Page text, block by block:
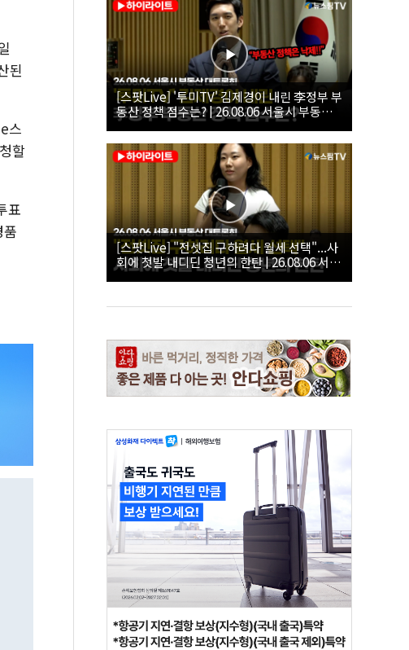
된
스
할
표
[스팟Live] '투미TV' 김제경이 내린 李정부 부
동산 정책 점수는? | 26.08.06 서울시 부동산
대토론회
[스팟Live] "전셋집 구하려다 월세 선택"...사
회에 첫발 내디딘 청년의 한탄 | 26.08.06 서울
시 부동산 대토론회